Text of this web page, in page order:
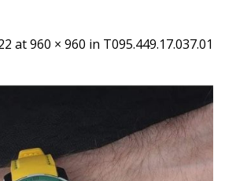
at960 × 960 in T095.449.17.037.01